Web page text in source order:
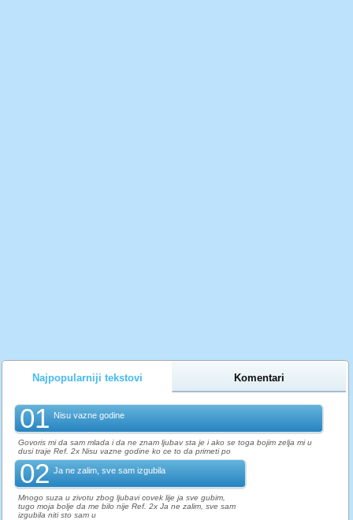
Najpopularniji tekstovi Komentari
01 Nisu vazne godine
Govoris mi da sam mlada i da ne znam ljubav sta je i ako se toga bojim zelja mi u
dusi traje Ref. 2x Nisu vazne godine ko ce to da primeti po
02 Ja ne zalim, sve sam izgubila
Mnogo suza u zivotu zbog ljubavi covek lije ja sve gubim,
tugo moja bolje da me bilo nije Ref. 2x Ja ne zalim, sve sam
izgubila niti sto sam u